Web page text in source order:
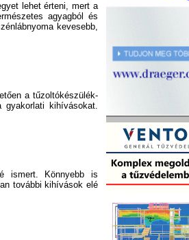
lehet érteni, mert a
agyagból és
kevesebb,
a tűzoltókészülék-
kihívásokat.
ismert. Könnyebb is
további kihívások elé